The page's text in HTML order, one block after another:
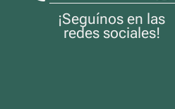
¡Seguínos en las
redes sociales!